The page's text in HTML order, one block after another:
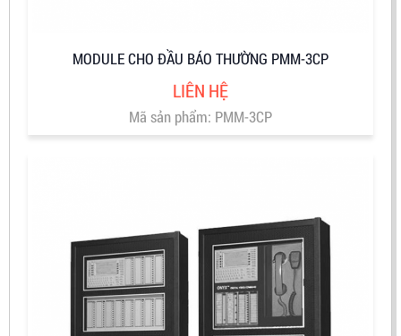
MODULE CHO ĐẦU BÁO THƯỜNG PMM-3CP
LIÊN HỆ
Mã sản phẩm: PMM-3CP